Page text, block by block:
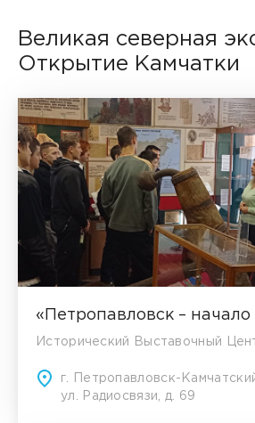
Великая северная
Открытие Камчатки
«Петропавловск –
Исторический Выставочный
г. Петропавловск-
ул. Радиосвязи, д. 69